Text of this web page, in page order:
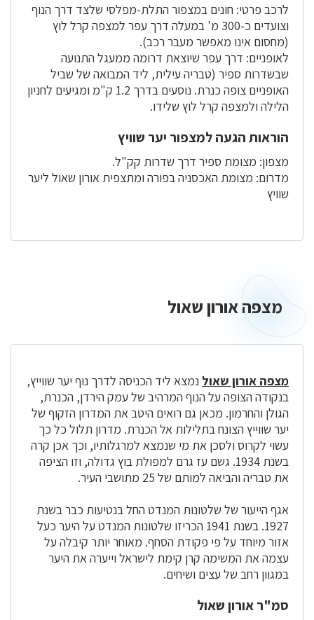
לרכב פרטי: חונים במצפור התלת-מפלסי שלצד דרך הנוף
וצועדים כ-300 מ' במעלה דרך עפר למצפה קרל לוץ
(מחסום אינו מאפשר מעבר רכב).
לאופניים: דרך עפר שיוצאת דרומה ממעגל התנועה
שבשדרות ספיר (טבריה עילית, ליד המבואה של שביל
האופניים צופה כנרת. נוסעים בדרך 1.2 ק"מ ומגיעים לחניון
הלילה ולמצפה קרל לוץ שלידו.
הוראות הגעה למצפור יער שוויץ
מצפון: מצומת ספיר דרך שדרות קק"ל.
מדרום: מצומת האכסניה בפורה ומתצפית אורון שאול ליער
שוויץ
מצפהמצפה אורון שאול
מצפה אורון שאול נמצא ליד הכניסה לדרך נוף יער שווייץ,
בנקודה הצופה על הנוף המרהיב של עמק הירדן, הכנרת,
הגולן והחרמון. מכאן גם רואים היטב את המדרון הזקוף של
יער שווייץ הצונח בתלילות אל הכנרת. מדרון תלול כל כך
עשוי לקרוס ולסכן את מי שנמצא למרגלותיו, וכך אכן קרה
בשנת 1934. גשם עז גרם למפולת בוץ גדולה, וזו הציפה
את טבריה והביאה למותם של 25 מתושבי העיר.
אגף הייעור של שלטונות המנדט החל בנטיעות כבר בשנת
1927. בשנת 1941 הכריזו שלטונות המנדט על היער כעל
אזור מיוחד על פי פקודת הסחף. מאוחר יותר קיבלה על
עצמה את המשימה קרן קימת לישראל וייערה את היער
במגוון רחב של עצים ושיחים.
סמ"ר אורון שאול